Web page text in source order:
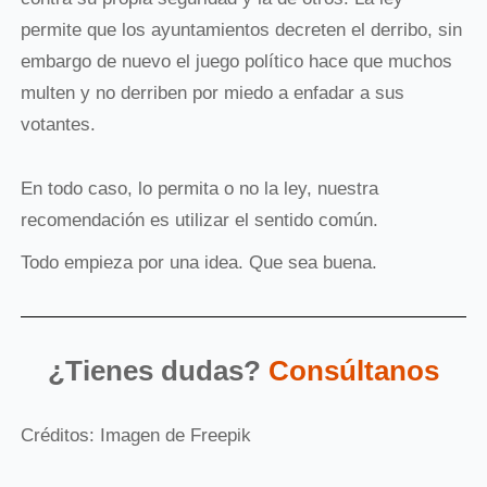
permite que los ayuntamientos decreten el derribo, sin
embargo de nuevo el juego político hace que muchos
multen y no derriben por miedo a enfadar a sus
votantes.
En todo caso, lo permita o no la ley, nuestra
recomendación es utilizar el sentido común.
Todo empieza por una idea. Que sea buena.
¿Tienes dudas? Consúltanos
Créditos: Imagen de Freepik